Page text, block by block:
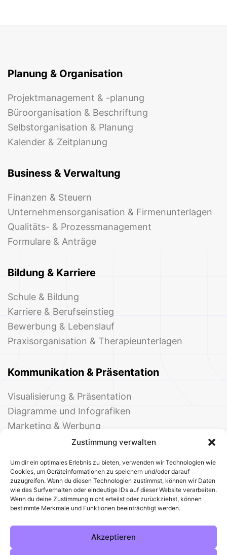
Zustimmung verwalten
Um dir ein optimales Erlebnis zu bieten, verwenden wir Technologien wie
Cookies, um Geräteinformationen zu speichern und/oder darauf
zuzugreifen. Wenn du diesen Technologien zustimmst, können wir Daten
wie das Surfverhalten oder eindeutige IDs auf dieser Website verarbeiten.
Wenn du deine Zustimmung nicht erteilst oder zurückziehst, können
bestimmte Merkmale und Funktionen beeinträchtigt werden.
Akzeptieren
Planung & Organisation
Projektmanagement & -planung
Büroorganisation & Beschriftung
Selbstorganisation & Planung
Kalender & Zeitplanung
Business & Verwaltung
Finanzen & Steuern
Unternehmensorganisation & Firmenunterlagen
Qualitäts- & Prozessmanagement
Formulare & Anträge
Bildung & Karriere
Schule & Bildung
Karriere & Berufseinstieg
Bewerbung & Lebenslauf
Praxisorganisation & Therapieunterlagen
Kommunikation & Präsentation
Visualisierung & Präsentation
Diagramme und Infografiken
Marketing & Werbung
Events & Einladungen
© 2025 Deine Welt der Office-Vorlagen
Alle VorlagenÜber unsKontakt
DatenschutzCookies